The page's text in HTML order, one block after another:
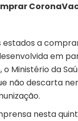
estados a
em
Ministério da
não descarta
nesta